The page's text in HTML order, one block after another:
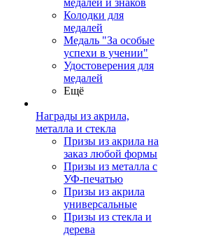
медалей и знаков
Колодки для
медалей
Медаль "За особые
успехи в учении"
Удостоверения для
медалей
Ещё
Награды из акрила,
металла и стекла
Призы из акрила на
заказ любой формы
Призы из металла с
УФ-печатью
Призы из акрила
универсальные
Призы из стекла и
дерева